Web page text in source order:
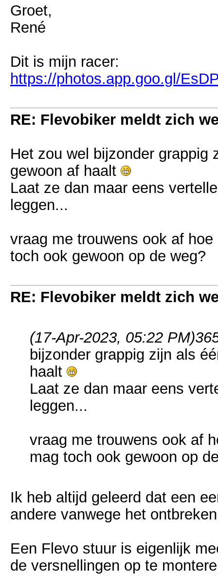
Groet,
René
Dit is mijn racer:
https://photos.app.goo.gl/
RE: Flevobiker meldt zich
Het zou wel bijzonder grappig
gewoon af haalt
Laat ze dan maar eens
leggen...
vraag me trouwens ook af
toch ook gewoon op de weg?
RE: Flevobiker meldt zich
(17-Apr-2023, 05:22 PM)
bijzonder grappig zijn als
haalt
Laat ze dan maar eens
leggen...
vraag me trouwens ook af
mag toch ook gewoon op
Ik heb altijd geleerd dat een
andere vanwege het
Een Flevo stuur is eigenlijk
de versnellingen op te